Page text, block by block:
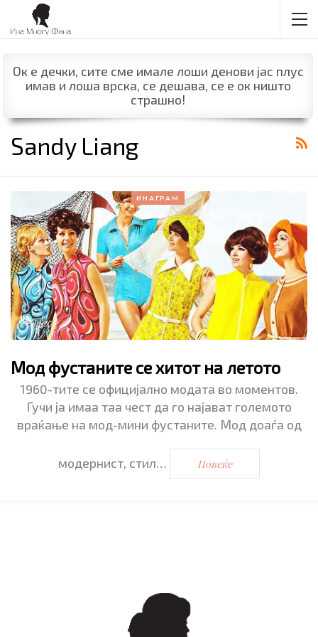
Ок е дечки, сите сме имале лоши денови јас плус
имав и лоша врска, се дешава, се е ок ништо
страшно!
Sandy Liang
ИНАГРАМ
Мод фустаните се хитот на летото
1960-тите се официјално модата во моментов.
Гучи ја имаа таа чест да го најават големото
враќање на мод-мини фустаните. Мод доаѓа од
модернист, стил… Повеќе